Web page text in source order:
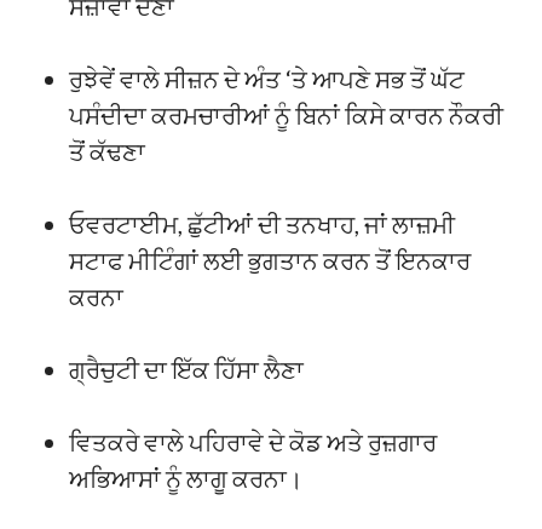
ਸਜ਼ਾਵਾਂ ਦੇਣਾ
ਰੁਝੇਵੇਂ ਵਾਲੇ ਸੀਜ਼ਨ ਦੇ ਅੰਤ ‘ਤੇ ਆਪਣੇ ਸਭ ਤੋਂ ਘੱਟ
ਪਸੰਦੀਦਾ ਕਰਮਚਾਰੀਆਂ ਨੂੰ ਬਿਨਾਂ ਕਿਸੇ ਕਾਰਨ ਨੌਕਰੀ
ਤੋਂ ਕੱਢਣਾ
ਓਵਰਟਾਈਮ, ਛੁੱਟੀਆਂ ਦੀ ਤਨਖਾਹ, ਜਾਂ ਲਾਜ਼ਮੀ
ਸਟਾਫ ਮੀਟਿੰਗਾਂ ਲਈ ਭੁਗਤਾਨ ਕਰਨ ਤੋਂ ਇਨਕਾਰ
ਕਰਨਾ
ਗ੍ਰੈਚੁਟੀ ਦਾ ਇੱਕ ਹਿੱਸਾ ਲੈਣਾ
ਵਿਤਕਰੇ ਵਾਲੇ ਪਹਿਰਾਵੇ ਦੇ ਕੋਡ ਅਤੇ ਰੁਜ਼ਗਾਰ
ਅਭਿਆਸਾਂ ਨੂੰ ਲਾਗੂ ਕਰਨਾ।